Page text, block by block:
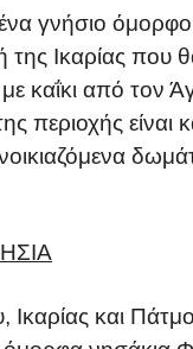
ένα γνήσιο
της Ικαρίας που
καΐκι από τον
περιοχής είναι
Ικαρίας και